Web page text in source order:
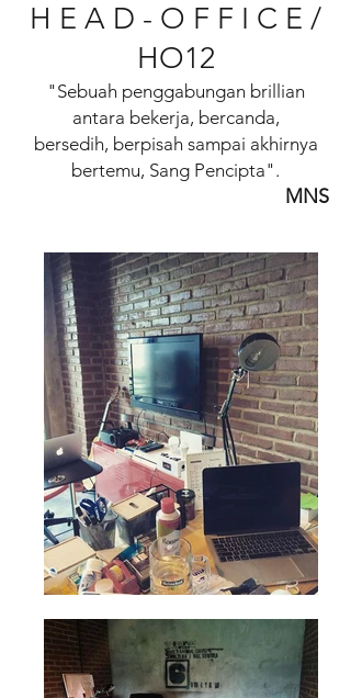
H E A D - O F F I C E /
HO12
"Sebuah penggabungan brillian
antara bekerja, bercanda,
bersedih, berpisah sampai akhirnya
bertemu, Sang Pencipta".
MNS